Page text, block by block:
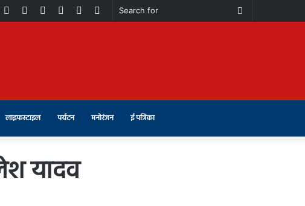
Search
Switch
Telegram
Instagram
Youtube
Facebook
लाइफस्टाइल पर्यटन मनोरंजन ई पत्रिका
यादव